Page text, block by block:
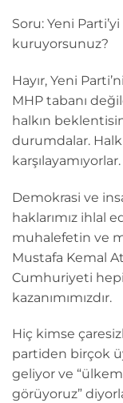
Soru: Yeni
kuruyorsunuz?
Hayır, Yeni
MHP tabanı
halkın
durumdalar.
karşılayamıyorlar.
Demokrasi ve
haklarımız ihlal
muhalefetin ve
Mustafa Kemal
Cumhuriyeti
kazanımımızdır.
Hiç kimse
partiden birçok
geliyor ve
görüyoruz”